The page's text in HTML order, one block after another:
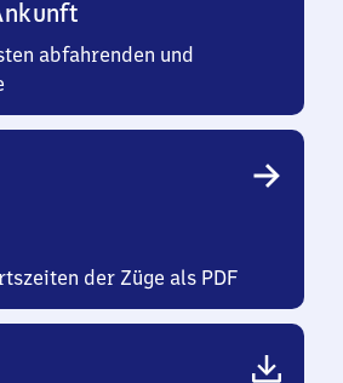
abfahrenden und
der Züge als PDF